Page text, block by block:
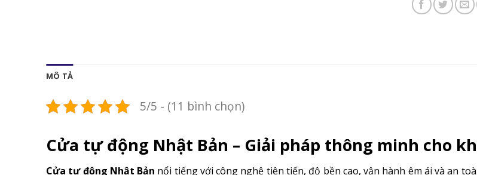
MÔ TẢ
5/5 - (11 bình chọn)
Cửa tự động Nhật Bản – Giải pháp thông minh cho
Cửa tự động Nhật Bản nổi tiếng với công nghệ tiên tiến, độ bền cao, vận hành êm ái và an